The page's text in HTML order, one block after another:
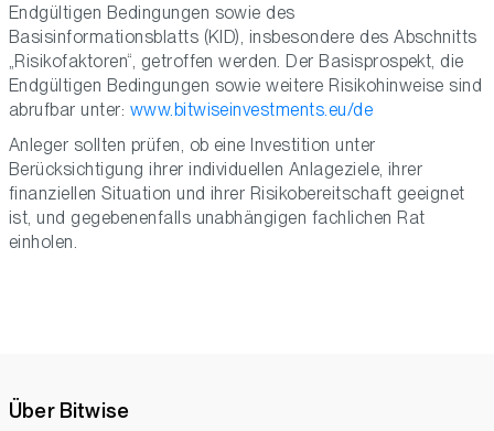
Endgültigen Bedingungen sowie des
Basisinformationsblatts (KID), insbesondere des Abschnitts
„Risikofaktoren“, getroffen werden. Der Basisprospekt, die
Endgültigen Bedingungen sowie weitere Risikohinweise sind
abrufbar unter: www.bitwiseinvestments.eu/de
Anleger sollten prüfen, ob eine Investition unter
Berücksichtigung ihrer individuellen Anlageziele, ihrer
finanziellen Situation und ihrer Risikobereitschaft geeignet
ist, und gegebenenfalls unabhängigen fachlichen Rat
einholen.
Über Bitwise